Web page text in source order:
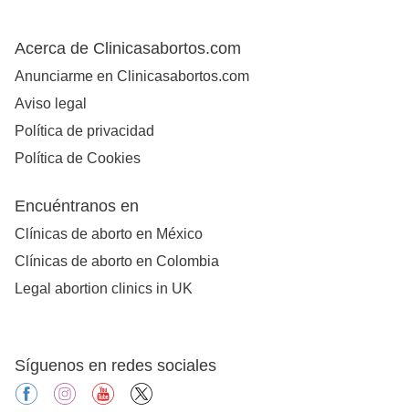
Acerca de Clinicasabortos.com
Anunciarme en Clinicasabortos.com
Aviso legal
Política de privacidad
Política de Cookies
Encuéntranos en
Clínicas de aborto en México
Clínicas de aborto en Colombia
Legal abortion clinics in UK
Síguenos en redes sociales
facebookinstagramyoutube